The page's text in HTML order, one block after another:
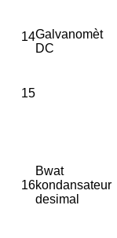
Galvanomèt
DC
14
15
16
Bwat
kondansateur
desimal